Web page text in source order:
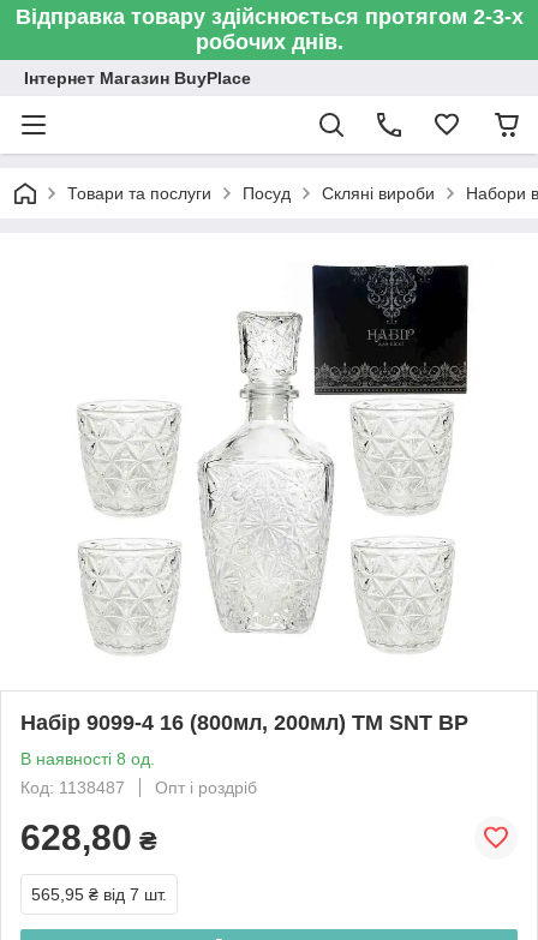
Відправка товару здійснюється протягом 2-3-х
робочих днів.
Інтернет Магазин BuyPlace
Товари та послуги Посуд Скляні вироби Набори
Набір 9099-4 16 (800мл, 200мл) ТМ SNT BP
В наявності 8 од.
Код: 1138487
Опт і роздріб
628,80 ₴
565,95 ₴ від 7 шт.